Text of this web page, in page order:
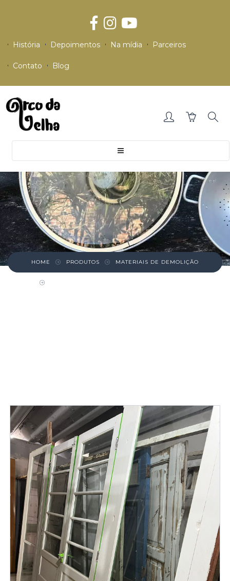
História Depoimentos Na mídia Parceiros
Contato Blog
HOME PRODUTOS MATERIAIS DE DEMOLIÇÃO